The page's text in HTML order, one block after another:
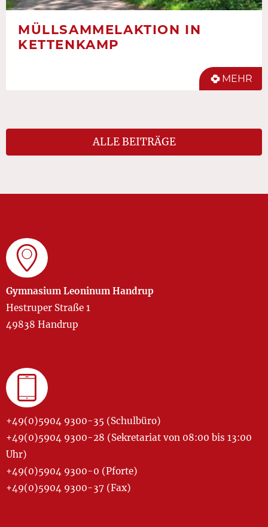
MÜLLSAMMELAKTION IN
KETTENKAMP
MEHR
ALLE BEITRÄGE
Gymnasium Leoninum Handrup
Hestruper Straße 1
49838 Handrup
+49(0)5904 9300-35 (Schulbüro)
+49(0)5904 9300-28 (Sekretariat von 08:00 bis 13:00
Uhr)
+49(0)5904 9300-0 (Pforte)
+49(0)5904 9300-37 (Fax)